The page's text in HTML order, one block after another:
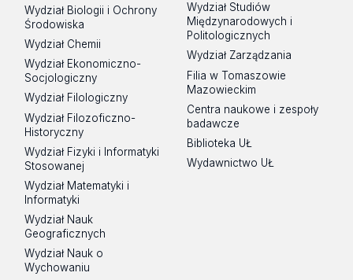
Wydział Biologii i Ochrony
Środowiska
Wydział Chemii
Wydział Ekonomiczno-
Socjologiczny
Wydział Filologiczny
Wydział Filozoficzno-
Historyczny
Wydział Fizyki i Informatyki
Stosowanej
Wydział Matematyki i
Informatyki
Wydział Nauk
Geograficznych
Wydział Nauk o
Wychowaniu
Wydział Studiów
Międzynarodowych i
Politologicznych
Wydział Zarządzania
Filia w Tomaszowie
Mazowieckim
Centra naukowe i zespoły
badawcze
Biblioteka UŁ
Wydawnictwo UŁ